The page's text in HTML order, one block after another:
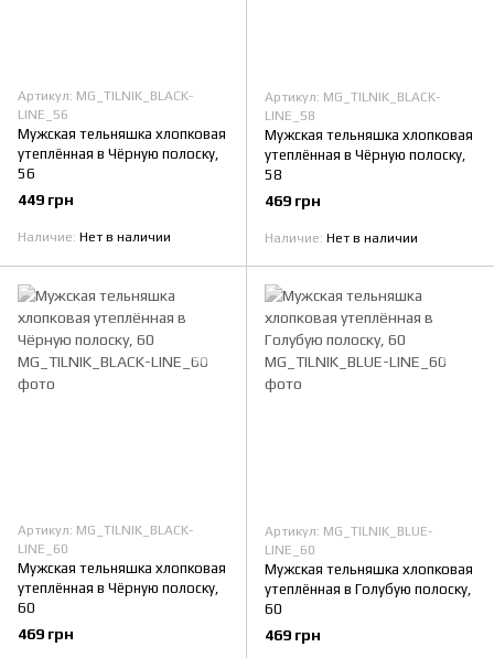
Артикул: MG_TILNIK_BLACK-
LINE_56
Мужская тельняшка хлопковая
утеплённая в Чёрную полоску,
56
449 грн
Наличие Нет в наличии
Артикул: MG_TILNIK_BLACK-
LINE_58
Мужская тельняшка хлопковая
утеплённая в Чёрную полоску,
58
469 грн
Наличие Нет в наличии
Артикул: MG_TILNIK_BLACK-
LINE_60
Мужская тельняшка хлопковая
утеплённая в Чёрную полоску,
60
469 грн
Артикул: MG_TILNIK_BLUE-
LINE_60
Мужская тельняшка хлопковая
утеплённая в Голубую полоску,
60
469 грн